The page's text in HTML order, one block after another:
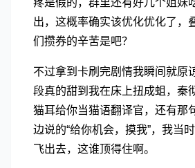
疼是假的，群里还有好几个姐妹
出，这概率确实该优化优化了，
们攒券的辛苦是吧？
不过拿到卡刷完剧情我瞬间就原
段真的甜到我在床上扭成蛆，秦
猫耳给你当猫语翻译官，还有那
边说的“给你机会，摸我”，我当
飞出去，这谁顶得住啊。